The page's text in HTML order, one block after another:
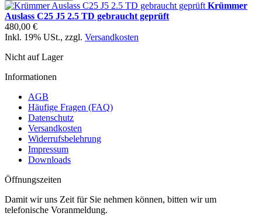
Krümmer
Auslass C25 J5 2.5 TD gebraucht geprüft
480,00 €
Inkl. 19% USt., zzgl. Versandkosten
Nicht auf Lager
Informationen
AGB
Häufige Fragen (FAQ)
Datenschutz
Versandkosten
Widerrufsbelehrung
Impressum
Downloads
Öffnungszeiten
Damit wir uns Zeit für Sie nehmen können, bitten wir um
telefonische Voranmeldung.